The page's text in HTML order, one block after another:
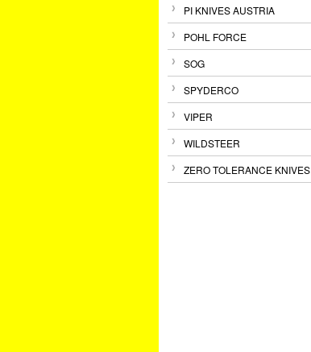
PI KNIVES AUSTRIA
POHL FORCE
SOG
SPYDERCO
VIPER
WILDSTEER
ZERO TOLERANCE KNIVES